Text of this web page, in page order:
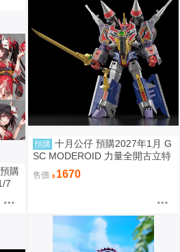
購
7
預購 十月公仔 預購2027年1月 G
SC MODEROID 力量全開古立特
再販 組裝模型 0907
售價 1670